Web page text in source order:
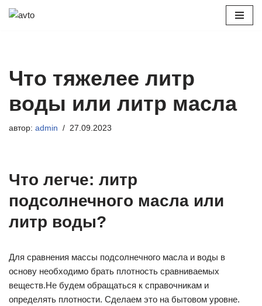
Что тяжелее литр
воды или литр масла
автор: admin 27.09.2023
Что легче: литр
подсолнечного масла или
литр воды?
Для сравнения массы подсолнечного масла и воды в
основу необходимо брать плотность сравниваемых
веществ.Не будем обращаться к справочникам и
определять плотности. Сделаем это на бытовом уровне.